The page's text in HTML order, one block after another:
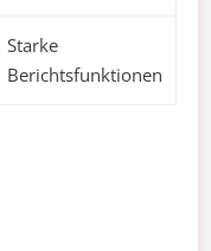
Starke
Berichtsfunktionen